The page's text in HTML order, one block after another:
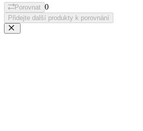
Porovnat 0
Přidejte další produkty k porovnání